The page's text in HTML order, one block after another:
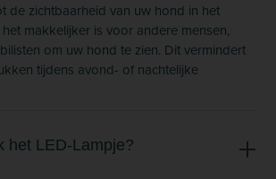
de zichtbaarheid van uw hond in het
makkelijker is voor andere mensen,
om uw hond te zien. Dit vermindert
tijdens avond- of nachtelijke
het LED-Lampje?